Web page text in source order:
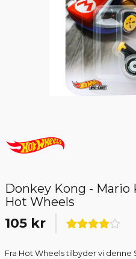
Donkey Kong - Mario
Hot Wheels
105 kr
Fra Hot Wheels tilbyder vi denne